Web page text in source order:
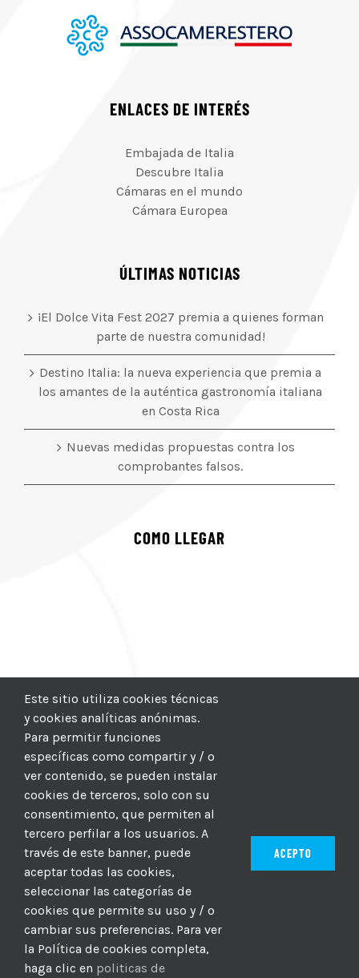
ENLACES DE INTERÉS
Embajada de Italia
Descubre Italia
Cámaras en el mundo
Cámara Europea
ÚLTIMAS NOTICIAS
¡El Dolce Vita Fest 2027 premia a quienes forman
parte de nuestra comunidad!
Destino Italia: la nueva experiencia que premia a
los amantes de la auténtica gastronomía italiana
en Costa Rica
Nuevas medidas propuestas contra los
comprobantes falsos.
COMO LLEGAR
© 2012–2025 |CICIC| Hosting: Hosting Para PYMES
MBAGIO.COM
| Todos los derechos reservados
FacebookTwitterYouTube
Este sitio utiliza cookies técnicas
y cookies analíticas anónimas.
Para permitir funciones
específicas como compartir y / o
ver contenido, se pueden instalar
cookies de terceros, solo con su
consentimiento, que permiten al
tercero perfilar a los usuarios. A
través de este banner, puede
aceptar todas las cookies,
seleccionar las categorías de
cookies que permite su uso y / o
cambiar sus preferencias. Para ver
la Política de cookies completa,
haga clic en politicas de
ACEPTO